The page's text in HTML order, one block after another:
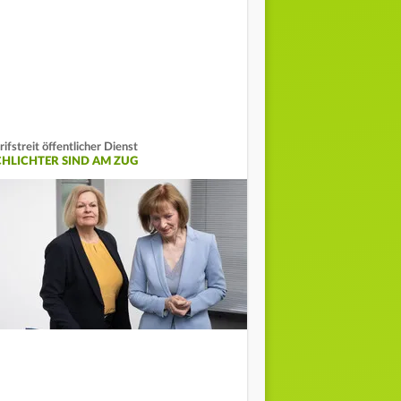
öffentlicher Dienst
SIND AM ZUG